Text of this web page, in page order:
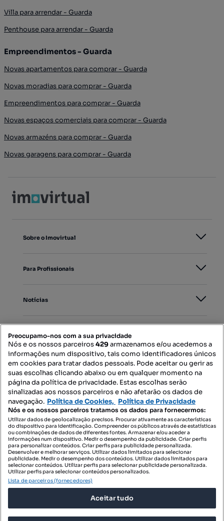
Villa para arrendar - Guarda
Penthouse para arrendar - Guarda
Empreendimentos - Guarda
Novas apartamentos para comprar - Guarda
Novas moradias para comprar - Guarda
Empreendimentos para comprar - Guarda
Novas espaços comerciais para comprar - Guarda
Novas armazéns para comprar - Guarda
Novas garagens para comprar - Guarda
Sobre o Imovirtual
Para Profissionais
Notícias
Mapa do Site
Contacte-nos
SIGA-NOS:
DESCARREGAR NA:
Preocupamo-nos com a sua privacidade
Nós e os nossos parceiros429armazenamos e/ou acedemos a
informações num dispositivo, tais como identificadores únicos
em cookies para tratar dados pessoais. Pode aceitar ou gerir as
suas escolhas clicando abaixo ou em qualquer momento na
página da política de privacidade. Estas escolhas serão
sinalizadas aos nossos parceiros e não afetarão os dados de
navegação. Política de Cookies, Política de Privacidade
Nós e os nossos parceiros tratamos os dados para fornecermos:
Utilizar dados de geolocalização precisos. Procurar ativamente as características
do dispositivo para identificação. Compreender os públicos através de estatísticas
ou combinações de dados de diferentes fontes. Armazenar e/ou aceder a
informações num dispositivo. Medir o desempenho da publicidade. Criar perfis
para personalizar conteúdos. Criar perfis para publicidade personalizada.
Desenvolver e melhorar serviços. Utilizar dados limitados para selecionar
publicidade. Medir o desempenho dos conteúdos. Utilizar dados limitados para
selecionar conteúdos. Utilizar perfis para selecionar publicidade personalizada.
Utilizar perfis para selecionar conteúdos personalizados.
Lista de parceiros (fornecedores)
Aceitar tudo